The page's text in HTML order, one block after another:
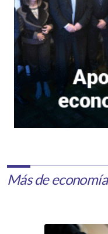
Más de economía